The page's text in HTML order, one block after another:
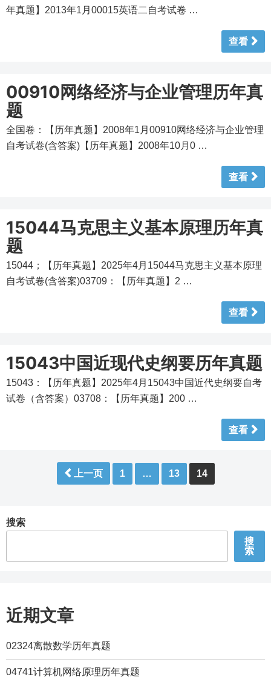
年真题】2013年1月00015英语二自考试卷 …
查看
00910网络经济与企业管理历年真
题
全国卷：【历年真题】2008年1月00910网络经济与企业管理
自考试卷(含答案)【历年真题】2008年10月0 …
查看
15044马克思主义基本原理历年真
题
15044；【历年真题】2025年4月15044马克思主义基本原理
自考试卷(含答案)03709：【历年真题】2 …
查看
15043中国近现代史纲要历年真题
15043：【历年真题】2025年4月15043中国近代史纲要自考
试卷（含答案）03708：【历年真题】200 …
查看
页
上一页 1 … 13 14
搜索
搜
索
近期文章
02324离散数学历年真题
04741计算机网络原理历年真题